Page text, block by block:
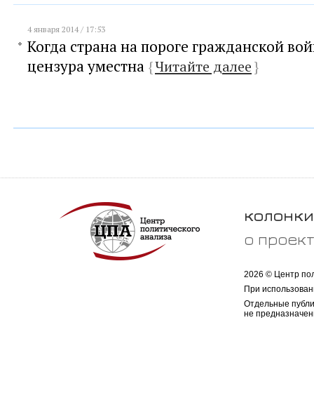
4 января 2014 / 17:53
Когда страна на пороге гражданской
цензура уместна {Читайте далее}
колонки
о
2026 © Центр
При
Отдельные
не